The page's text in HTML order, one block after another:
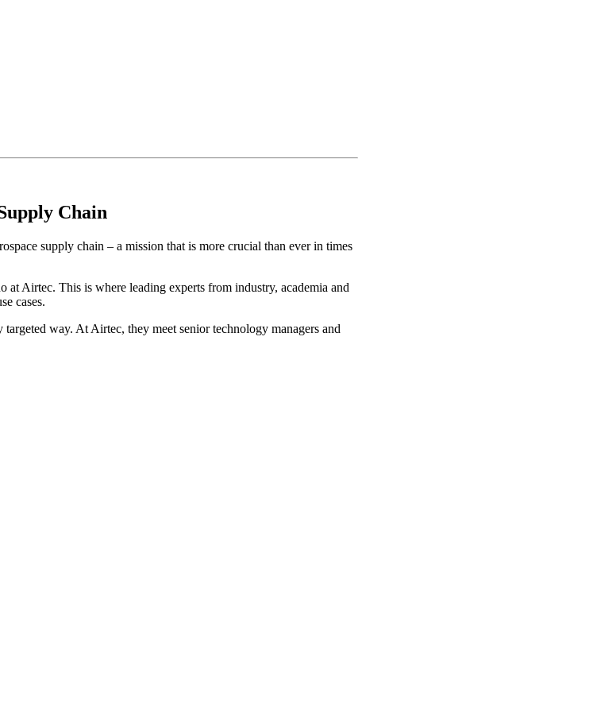
Chain
supply chain – a mission that is more crucial than ever in times
at Airtec. This is where leading experts from industry, academia and
cases.
way. At Airtec, they meet senior technology managers and